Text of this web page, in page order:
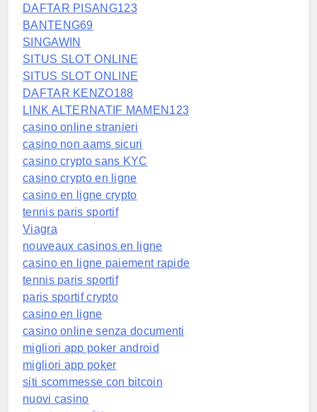
DAFTAR PISANG123
BANTENG69
SINGAWIN
SITUS SLOT ONLINE
SITUS SLOT ONLINE
DAFTAR KENZO188
LINK ALTERNATIF MAMEN123
casino online stranieri
casino non aams sicuri
casino crypto sans KYC
casino crypto en ligne
casino en ligne crypto
tennis paris sportif
Viagra
nouveaux casinos en ligne
casino en ligne paiement rapide
tennis paris sportif
paris sportif crypto
casino en ligne
casino online senza documenti
migliori app poker android
migliori app poker
siti scommesse con bitcoin
nuovi casino